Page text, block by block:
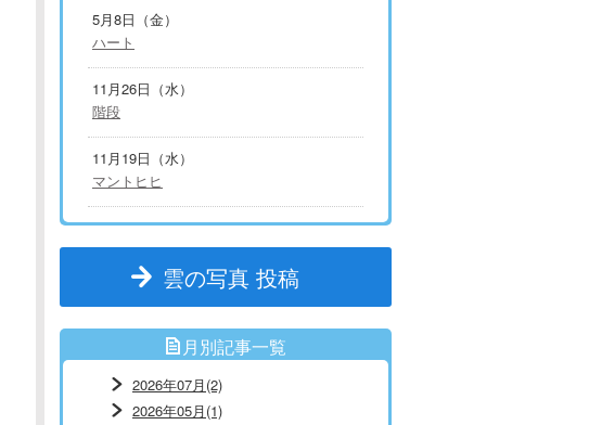
5月8日（金）
ハート
11月26日（水）
階段
11月19日（水）
マントヒヒ
雲の写真 投稿
月別記事一覧
2026年07月(2)
2026年05月(1)